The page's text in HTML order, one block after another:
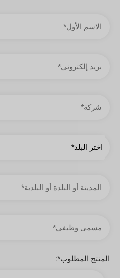
الأول
البريد
الإلكتروني
البلدة
وظيفي
المنتج المطلوب*: